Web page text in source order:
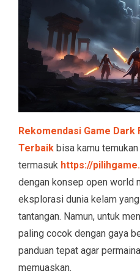
Rekomendasi Game Dark
Terbaik bisa kamu
termasuk https://
dengan konsep open world
eksplorasi dunia kelam
tantangan. Namun, untuk
paling cocok dengan gaya
panduan tepat agar
memuaskan.